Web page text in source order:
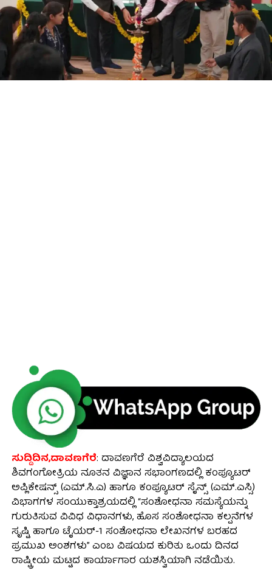
ಸುದ್ದಿದಿನ,ದಾವಣಗೆರೆ: ದಾವಣಗೆರೆ ವಿಶ್ವವಿದ್ಯಾಲಯದ
ಶಿವಗಂಗೋತ್ರಿಯ ನೂತನ ವಿಜ್ಞಾನ ಸಭಾಂಗಣದಲ್ಲಿ ಕಂಪ್ಯೂಟರ್
ಅಪ್ಲಿಕೇಷನ್ಸ್ (ಎಮ್.ಸಿ.ಎ) ಹಾಗೂ ಕಂಪ್ಯೂಟರ್ ಸೈನ್ಸ್ (ಎಮ್.ಎಸ್ಸಿ)
ವಿಭಾಗಗಳ ಸಂಯುಕ್ತಾಶ್ರಯದಲ್ಲಿ “ಸಂಶೋಧನಾ ಸಮಸ್ಯೆಯನ್ನು
ಗುರುತಿಸುವ ವಿವಿಧ ವಿಧಾನಗಳು, ಹೊಸ ಸಂಶೋಧನಾ ಕಲ್ಪನೆಗಳ
ಸೃಷ್ಟಿ ಹಾಗೂ ಟೈಯರ್-1 ಸಂಶೋಧನಾ ಲೇಖನಗಳ ಬರಹದ
ಪ್ರಮುಖ ಅಂಶಗಳು” ಎಂಬ ವಿಷಯದ ಕುರಿತು ಒಂದು ದಿನದ
ರಾಷ್ಟ್ರೀಯ ಮಟ್ಟದ ಕಾರ್ಯಾಗಾರ ಯಶಸ್ವಿಯಾಗಿ ನಡೆಯಿತು.